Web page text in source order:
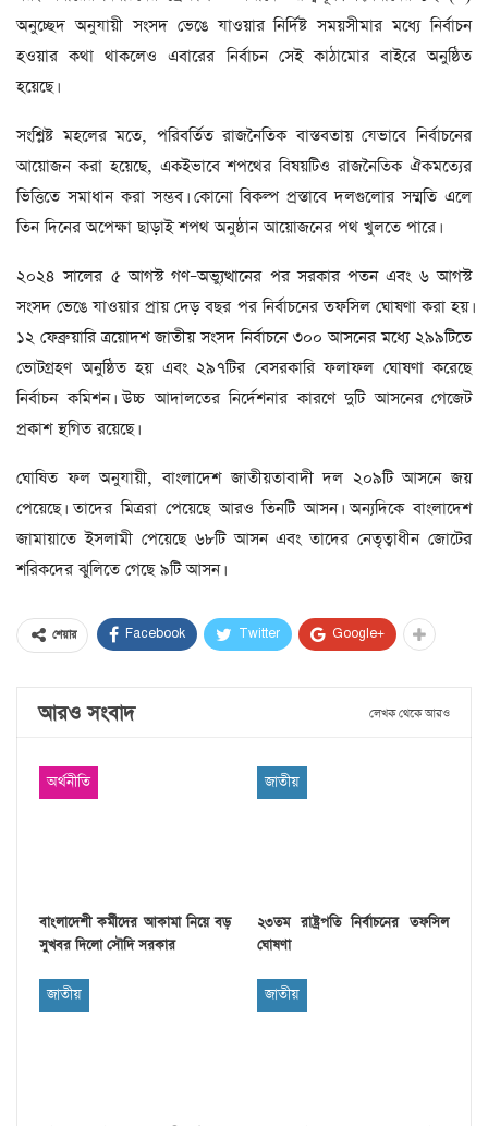
অনুচ্ছেদ অনুযায়ী সংসদ ভেঙে যাওয়ার নির্দিষ্ট সময়সীমার মধ্যে নির্বাচন
হওয়ার কথা থাকলেও এবারের নির্বাচন সেই কাঠামোর বাইরে অনুষ্ঠিত
হয়েছে।
সংশ্লিষ্ট মহলের মতে, পরিবর্তিত রাজনৈতিক বাস্তবতায় যেভাবে নির্বাচনের
আয়োজন করা হয়েছে, একইভাবে শপথের বিষয়টিও রাজনৈতিক ঐকমত্যের
ভিত্তিতে সমাধান করা সম্ভব। কোনো বিকল্প প্রস্তাবে দলগুলোর সম্মতি এলে
তিন দিনের অপেক্ষা ছাড়াই শপথ অনুষ্ঠান আয়োজনের পথ খুলতে পারে।
২০২৪ সালের ৫ আগস্ট গণ–অভ্যুত্থানের পর সরকার পতন এবং ৬ আগস্ট
সংসদ ভেঙে যাওয়ার প্রায় দেড় বছর পর নির্বাচনের তফসিল ঘোষণা করা হয়।
১২ ফেব্রুয়ারি ত্রয়োদশ জাতীয় সংসদ নির্বাচনে ৩০০ আসনের মধ্যে ২৯৯টিতে
ভোটগ্রহণ অনুষ্ঠিত হয় এবং ২৯৭টির বেসরকারি ফলাফল ঘোষণা করেছে
নির্বাচন কমিশন। উচ্চ আদালতের নির্দেশনার কারণে দুটি আসনের গেজেট
প্রকাশ স্থগিত রয়েছে।
ঘোষিত ফল অনুযায়ী, বাংলাদেশ জাতীয়তাবাদী দল ২০৯টি আসনে জয়
পেয়েছে। তাদের মিত্ররা পেয়েছে আরও তিনটি আসন। অন্যদিকে বাংলাদেশ
জামায়াতে ইসলামী পেয়েছে ৬৮টি আসন এবং তাদের নেতৃত্বাধীন জোটের
শরিকদের ঝুলিতে গেছে ৯টি আসন।
শেয়ার Facebook Twitter Google+
আরও সংবাদ লেখক থেকে আরও
অর্থনীতি
বাংলাদেশী কর্মীদের আকামা নিয়ে বড়
সুখবর দিলো সৌদি সরকার
জাতীয়
২৩তম রাষ্ট্রপতি নির্বাচনের তফসিল
ঘোষণা
জাতীয় জাতীয়